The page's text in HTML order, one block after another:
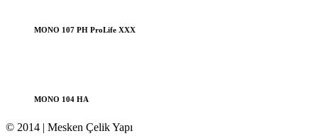
MONO 107 PH ProLife XXX
MONO 104 HA
© 2014 | Mesken Çelik Yapı